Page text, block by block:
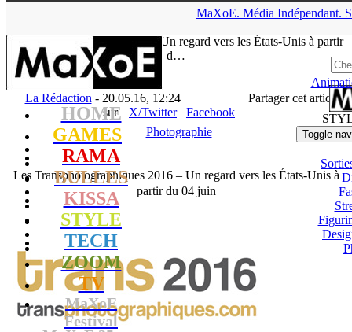
MaXoE. Média Indépendant.
HOME
GAMES
RAMA
BULLES
KISSA
STYLE
TECH
ZOOM
TV
MaXoE
Festival
Toggle
Transphotographiques 2016 – Un regard vers les États-Unis à partir
d…
La Rédaction - 20.05.16, 12:24
Partager cet article
sur
X/Twitter
Facebook
Photographie
Les Transphotographiques 2016 – Un regard vers les États-Unis à
partir du 04 juin